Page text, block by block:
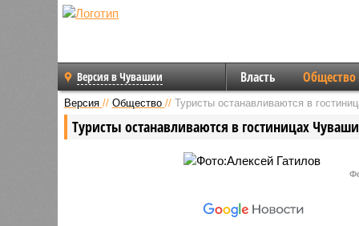
Версия в Чувашии Власть Общество
Версия // Общество // Туристы останавливаются в
Туристы останавливаются в гостиницах